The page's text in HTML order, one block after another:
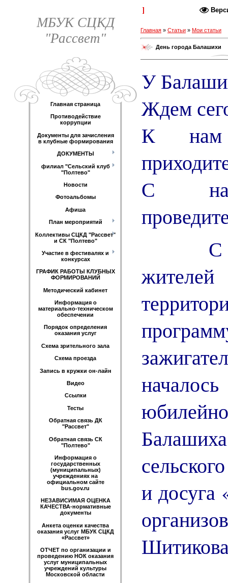
МБУК СЦКД
"Рассвет"
Главная страница
Противодействие
коррупции
Документы для зачисления
в клубные формирования
ДОКУМЕНТЫ
филиал "Сельский клуб
"Полтево"
Новости
Фотоальбомы
Афиша
План мероприятий
Коллективы СЦКД "Рассвет"
и СК "Полтево"
Участие в фестивалях и
конкурсах
ГРАФИК РАБОТЫ КЛУБНЫХ
ФОРМИРОВАНИЙ
Методический кабинет
Информация о
материально-техническом
обеспечении
Порядок определения
оказания услуг
Схема зрительного зала
Схема проезда
Запись в кружки он-лайн
Видео
Ссылки
Тесты
Обратная связь ДК
"Рассвет"
Обратная связь СК
"Полтево"
Информация о
государственных
(муниципальных)
учреждениях на
официальном сайте
bus.gov.ru
НЕЗАВИСИМАЯ ОЦЕНКА
КАЧЕСТВА-нормативные
документы
Анкета оценки качества
оказания услуг МБУК СЦКД
«Рассвет»
ОТЧЕТ по организации и
проведению НОК оказания
услуг муниципальных
учреждений культуры
Московской области
Каталог статей
Главная » Статьи » Мои статьи
День города Балашихи
У
Ждем
К нам
С
С
и досуга